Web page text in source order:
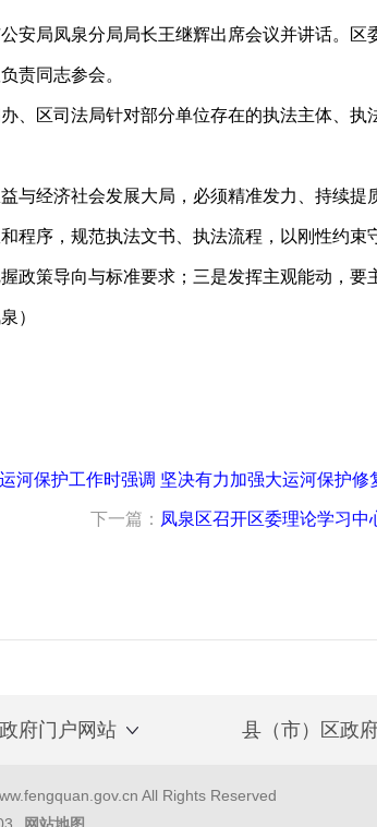
安局凤泉分局局长王继辉出席会议并讲话。区
责同志参会。
、区司法局针对部分单位存在的执法主体、执
与经济社会发展大局，必须精准发力、持续提
程序，规范执法文书、执法流程，以刚性约束
政策导向与标准要求；三是发挥主观能动，要
）
河保护工作时强调 坚决有力加强大运河保护
下一篇： 凤泉区召开区委理论学习
府门户网站 县（市）区政
All Rights Reserved